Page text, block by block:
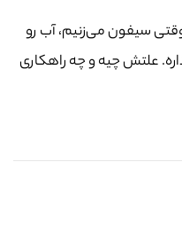
سیفون می‌زنیم، آب رو
علتش چیه و چه راهکاری